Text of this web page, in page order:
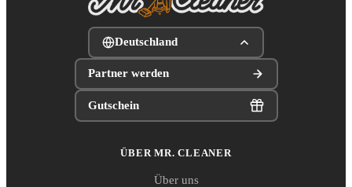
Deutschland
Partner werden
Gutschein
ÜBER MR. CLEANER
Über uns